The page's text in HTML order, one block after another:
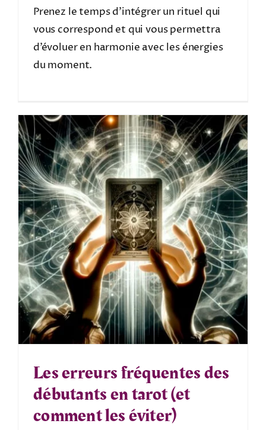
Prenez le temps d’intégrer un rituel qui
vous correspond et qui vous permettra
d’évoluer en harmonie avec les énergies
du moment.
Les erreurs fréquentes des
débutants en tarot (et
comment les éviter)